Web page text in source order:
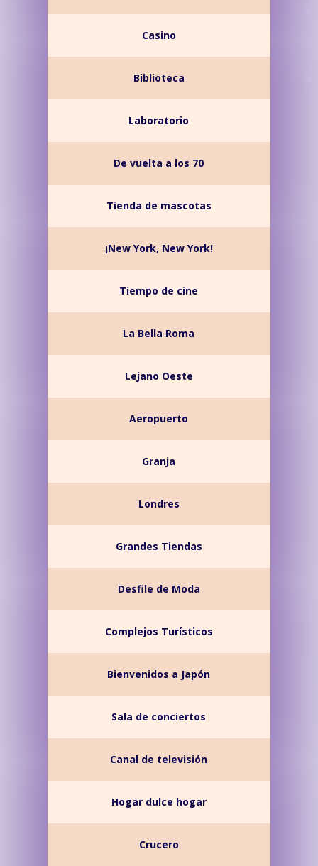
Casino
Biblioteca
Laboratorio
De vuelta a los 70
Tienda de mascotas
¡New York, New York!
Tiempo de cine
La Bella Roma
Lejano Oeste
Aeropuerto
Granja
Londres
Grandes Tiendas
Desfile de Moda
Complejos Turísticos
Bienvenidos a Japón
Sala de conciertos
Canal de televisión
Hogar dulce hogar
Crucero